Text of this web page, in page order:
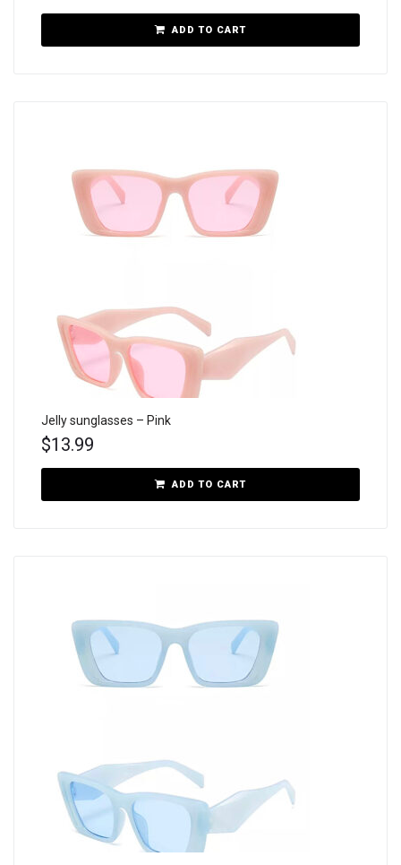
ADD TO CART
Jelly sunglasses – Pink
$13.99
ADD TO CART